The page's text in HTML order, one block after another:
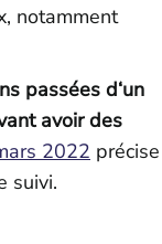
notamment
passées d‘un
avoir des
2022 précise
suivi.